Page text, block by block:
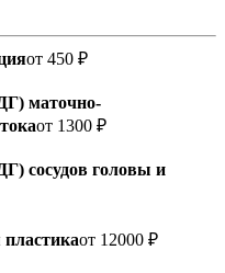
от 450 ₽
маточно-
от 1300 ₽
сосудов головы и
от 12000 ₽